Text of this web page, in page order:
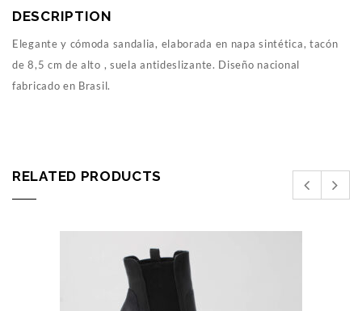
DESCRIPTION
Elegante y cómoda sandalia, elaborada en napa sintética, tacón
de 8,5 cm de alto , suela antideslizante. Diseño nacional
fabricado en Brasil.
RELATED PRODUCTS